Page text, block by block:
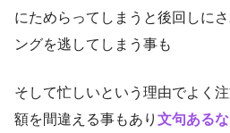
にためらってしまうと後回しに
ングを逃してしまう事も
そして忙しいという理由でよく
額を間違える事もあり 文句ある